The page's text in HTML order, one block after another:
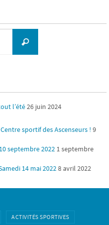
Recherche
l’été26 juin 2024
sportif des Ascenseurs ! 9
septembre 2022 1 septembre
14 mai 20228 avril 2022
ACTIVITÉS SPORTIVES